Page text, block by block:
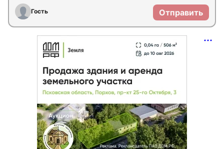
Гость Отправить